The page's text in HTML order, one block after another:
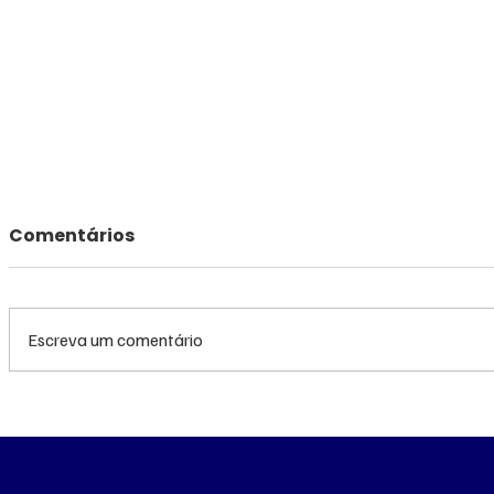
clima nos EUA
Comentários
Escreva um comentário